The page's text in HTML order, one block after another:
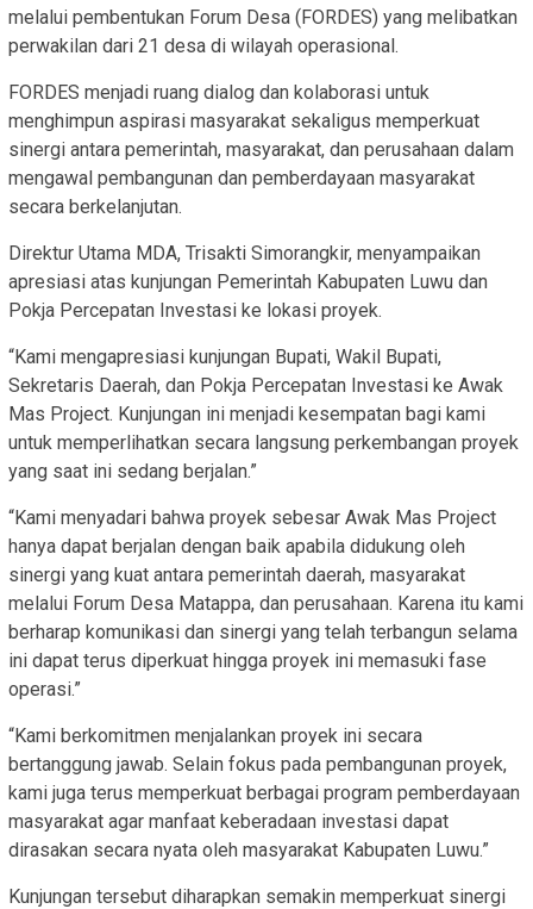
melalui pembentukan Forum Desa (FORDES) yang melibatkan
perwakilan dari 21 desa di wilayah operasional.
FORDES menjadi ruang dialog dan kolaborasi untuk
menghimpun aspirasi masyarakat sekaligus memperkuat
sinergi antara pemerintah, masyarakat, dan perusahaan dalam
mengawal pembangunan dan pemberdayaan masyarakat
secara berkelanjutan.
Direktur Utama MDA, Trisakti Simorangkir, menyampaikan
apresiasi atas kunjungan Pemerintah Kabupaten Luwu dan
Pokja Percepatan Investasi ke lokasi proyek.
“Kami mengapresiasi kunjungan Bupati, Wakil Bupati,
Sekretaris Daerah, dan Pokja Percepatan Investasi ke Awak
Mas Project. Kunjungan ini menjadi kesempatan bagi kami
untuk memperlihatkan secara langsung perkembangan proyek
yang saat ini sedang berjalan.”
“Kami menyadari bahwa proyek sebesar Awak Mas Project
hanya dapat berjalan dengan baik apabila didukung oleh
sinergi yang kuat antara pemerintah daerah, masyarakat
melalui Forum Desa Matappa, dan perusahaan. Karena itu kami
berharap komunikasi dan sinergi yang telah terbangun selama
ini dapat terus diperkuat hingga proyek ini memasuki fase
operasi.”
“Kami berkomitmen menjalankan proyek ini secara
bertanggung jawab. Selain fokus pada pembangunan proyek,
kami juga terus memperkuat berbagai program pemberdayaan
masyarakat agar manfaat keberadaan investasi dapat
dirasakan secara nyata oleh masyarakat Kabupaten Luwu.”
Kunjungan tersebut diharapkan semakin memperkuat sinergi